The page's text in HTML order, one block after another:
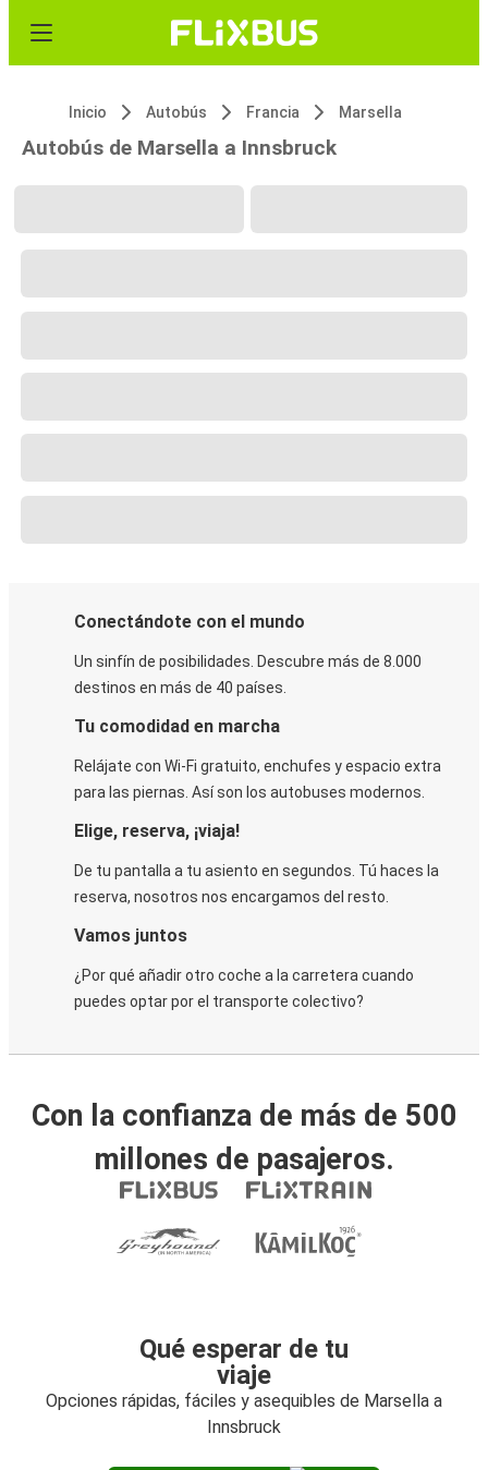
Inicio Autobús Francia Marsella
Autobús de Marsella a Innsbruck
Conectándote con el mundo
Un sinfín de posibilidades. Descubre más de 8.000
destinos en más de 40 países.
Tu comodidad en marcha
Relájate con Wi-Fi gratuito, enchufes y espacio extra
para las piernas. Así son los autobuses modernos.
Elige, reserva, ¡viaja!
De tu pantalla a tu asiento en segundos. Tú haces la
reserva, nosotros nos encargamos del resto.
Vamos juntos
¿Por qué añadir otro coche a la carretera cuando
puedes optar por el transporte colectivo?
Con la confianza de más de 500
millones de pasajeros.
Qué esperar de tu
viaje
Opciones rápidas, fáciles y asequibles de Marsella a
Innsbruck